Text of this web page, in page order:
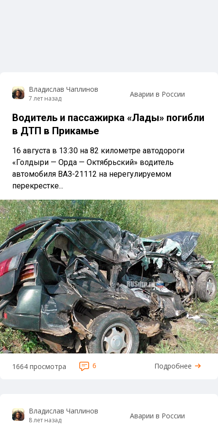
Владислав Чаплинов
7 лет назад Аварии в России
Водитель и пассажирка «Лады» погибли
в ДТП в Прикамье
16 августа в 13:30 на 82 километре автодороги
«Голдыри — Орда — Октябрьский» водитель
автомобиля ВАЗ-21112 на нерегулируемом
перекрестке...
1664 просмотра 6 Подробнее
Владислав Чаплинов
8 лет назад Аварии в России